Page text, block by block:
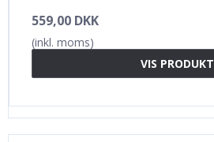
559,00 DKK
(inkl. moms)
VIS PRODUKT